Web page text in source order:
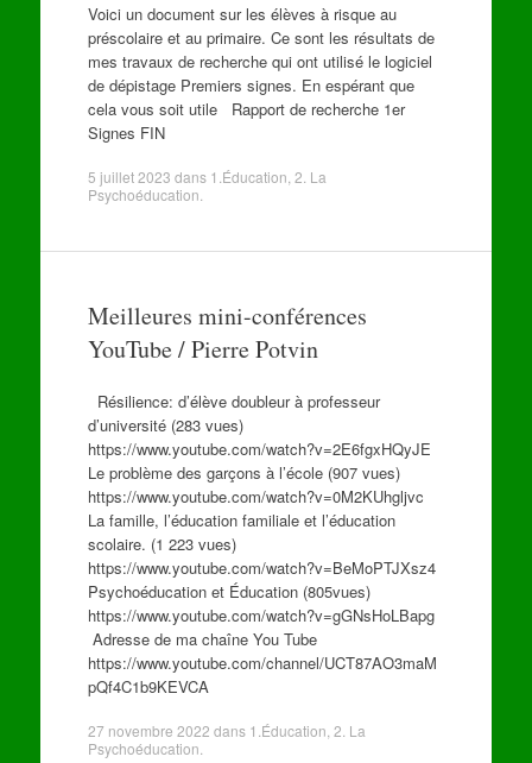
Voici un document sur les élèves à risque au
préscolaire et au primaire. Ce sont les résultats de
mes travaux de recherche qui ont utilisé le logiciel
de dépistage Premiers signes. En espérant que
cela vous soit utile Rapport de recherche 1er
Signes FIN
5 juillet 2023 dans 1.Éducation 2. La
Psychoéducation
Meilleures mini-conférences
YouTube / Pierre Potvin
Résilience: d’élève doubleur à professeur
d’université (283 vues)
https://www.youtube.com/watch?v=2E6fgxHQyJE
Le problème des garçons à l’école (907 vues)
https://www.youtube.com/watch?v=0M2KUhgljvc
La famille, l’éducation familiale et l’éducation
scolaire. (1 223 vues)
https://www.youtube.com/watch?v=BeMoPTJXsz4
Psychoéducation et Éducation (805vues)
https://www.youtube.com/watch?v=gGNsHoLBapg
Adresse de ma chaîne You Tube
https://www.youtube.com/channel/UCT87AO3maM
pQf4C1b9KEVCA
27 novembre 2022 dans 1.Éducation 2. La
Psychoéducation